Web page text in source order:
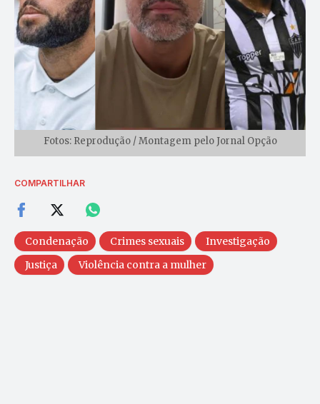
Fotos: Reprodução / Montagem pelo Jornal Opção
COMPARTILHAR
Condenação Crimes sexuais
Investigação
Justiça
Violência contra a mulher